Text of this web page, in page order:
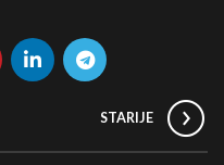
STARIJE